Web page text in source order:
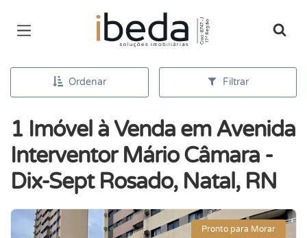
Página inicial
Ordenar Filtrar
1 Imóvel à Venda em Avenida
Interventor Mário Câmara -
Dix-Sept Rosado, Natal, RN
Pronto para Morar